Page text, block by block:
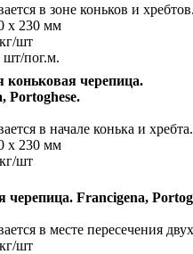
в зоне коньков и хребтов.
х 230 мм
шт
шт/пог.м.
коньковая черепица.
Portoghese.
в начале конька и хребта.
х 230 мм
шт
черепица. Francigena,
в месте пересечения
шт